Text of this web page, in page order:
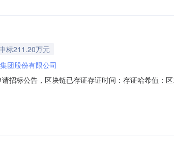
标211.20万元
团股份有限公司
招标公告，区块链已存证存证时间：存证哈希值：
/第1名第2名第3名中标候选人名称中诚智信工程